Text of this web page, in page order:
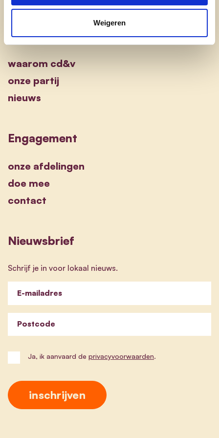
Weigeren
Ontdek
waarom cd&v
onze partij
nieuws
Engagement
onze afdelingen
doe mee
contact
Nieuwsbrief
Schrijf je in voor lokaal nieuws.
E-mailadres
Postcode
Ja, ik aanvaard de privacyvoorwaarden.